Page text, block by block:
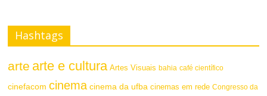
Hashtags
arte arte e cultura Artes Visuais bahia café científico
cinefacom cinema cinema da ufba cinemas em rede Congresso da